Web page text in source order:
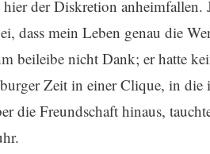
der Diskretion anheimfallen.
dass mein Leben genau die
beileibe nicht Dank; er hatte
Zeit in einer Clique, in die
die Freundschaft hinaus,